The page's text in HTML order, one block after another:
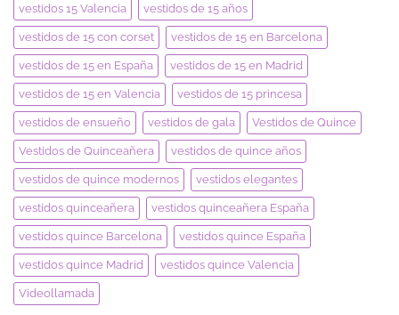
vestidos 15 Valencia vestidos de 15 años
vestidos de 15 con corset vestidos de 15 en Barcelona
vestidos de 15 en España vestidos de 15 en Madrid
vestidos de 15 en Valencia vestidos de 15 princesa
vestidos de ensueño vestidos de gala Vestidos de Quince
Vestidos de Quinceañera vestidos de quince años
vestidos de quince modernos vestidos elegantes
vestidos quinceañera vestidos quinceañera España
vestidos quince Barcelona vestidos quince España
vestidos quince Madrid vestidos quince Valencia
Videollamada